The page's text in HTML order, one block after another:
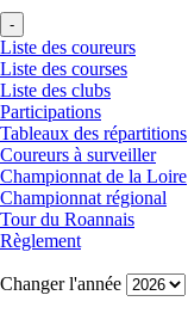
Liste des coureurs
Liste des courses
Liste des clubs
Participations
Tableaux des répartitions
Coureurs à surveiller
Championnat de la Loire
Championnat régional
Tour du Roannais
Règlement
Changer l'année